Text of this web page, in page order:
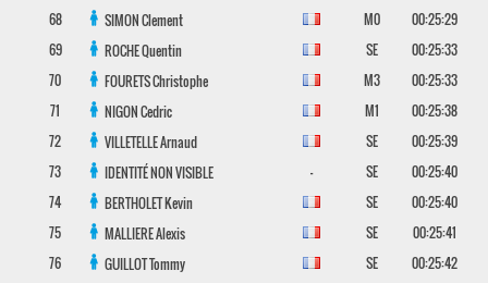
68
SIMONClement M0
00:25:29
69
ROCHEQuentin SE
00:25:33
70
FOURETSChristophe M3
00:25:33
71
NIGONCedric M1
00:25:38
72
VILLETELLEArnaud SE
00:25:39
73
IDENTITÉ NON VISIBLE - SE
00:25:40
74
BERTHOLETKevin SE
00:25:40
75
MALLIEREAlexis SE
00:25:41
76
GUILLOTTommy SE
00:25:42